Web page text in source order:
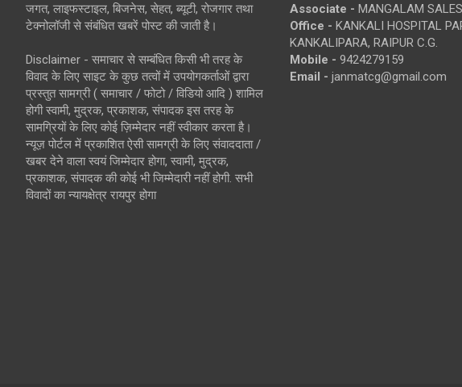
जगत, लाइफस्टाइल, बिजनेस, सेहत, ब्यूटी, रोजगार तथा
टेक्नोलॉजी से संबंधित खबरें पोस्ट की जाती है।
Disclaimer - समाचार से सम्बंधित किसी भी तरह के
विवाद के लिए साइट के कुछ तत्वों में उपयोगकर्ताओं द्वारा
प्रस्तुत सामग्री ( समाचार / फोटो / विडियो आदि ) शामिल
होगी स्वामी, मुद्रक, प्रकाशक, संपादक इस तरह के
सामग्रियों के लिए कोई ज़िम्मेदार नहीं स्वीकार करता है।
न्यूज़ पोर्टल में प्रकाशित ऐसी सामग्री के लिए संवाददाता /
खबर देने वाला स्वयं जिम्मेदार होगा, स्वामी, मुद्रक,
प्रकाशक, संपादक की कोई भी जिम्मेदारी नहीं होगी. सभी
विवादों का न्यायक्षेत्र रायपुर होगा
Associate - MANGALAM SALES
Office - KANKALI HOSPITAL
KANKALIPARA, RAIPUR C.G.
Mobile - 9424279159
Email - janmatcg@gmail.com